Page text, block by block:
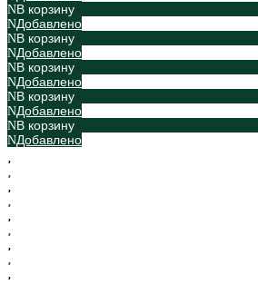
В корзину
Добавлено
В корзину
Добавлено
В корзину
Добавлено
В корзину
Добавлено
В корзину
Добавлено